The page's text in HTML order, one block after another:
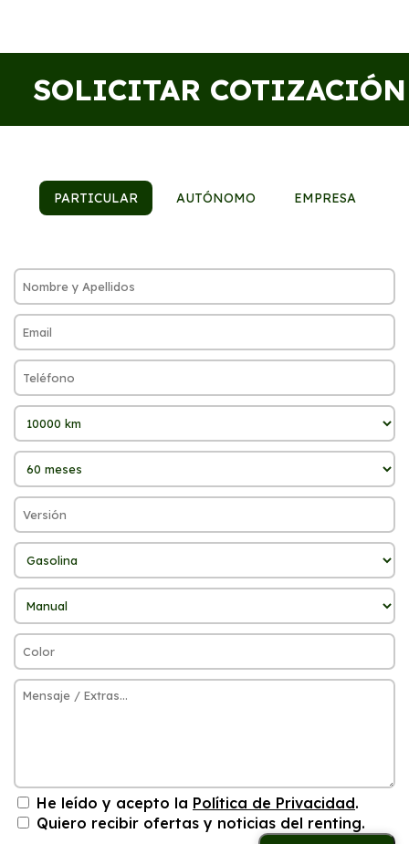
SOLICITAR COTIZACIÓN
PARTICULAR AUTÓNOMO EMPRESA
He leído y acepto la Política de Privacidad.
Quiero recibir ofertas y noticias del renting.